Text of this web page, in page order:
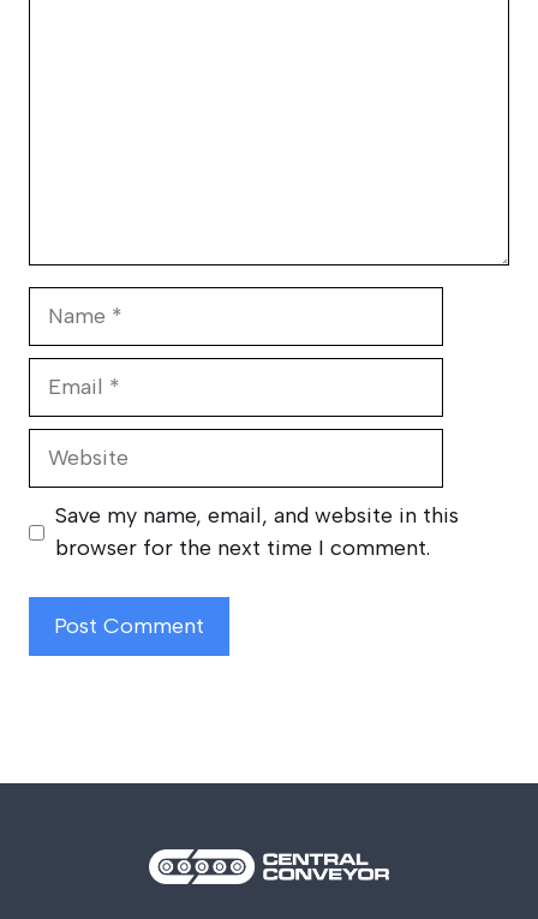
Website
Save my name, email, and website in this
browser for the next time I comment.